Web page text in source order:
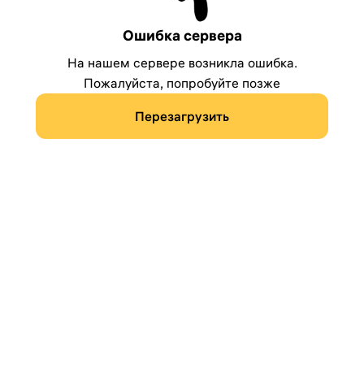
Ошибка сервера
На нашем сервере возникла ошибка.
Пожалуйста, попробуйте позже
Перезагрузить